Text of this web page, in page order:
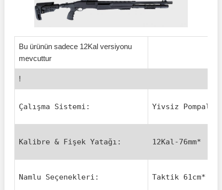
Bu ürünün sadece 12Kal versiyonu
mevcuttur
!
Çalışma Sistemi: Yivsiz Pompalı
Kalibre & Fişek Yatağı: 12Kal-76mm*
Namlu Seçenekleri: Taktik 61cm*